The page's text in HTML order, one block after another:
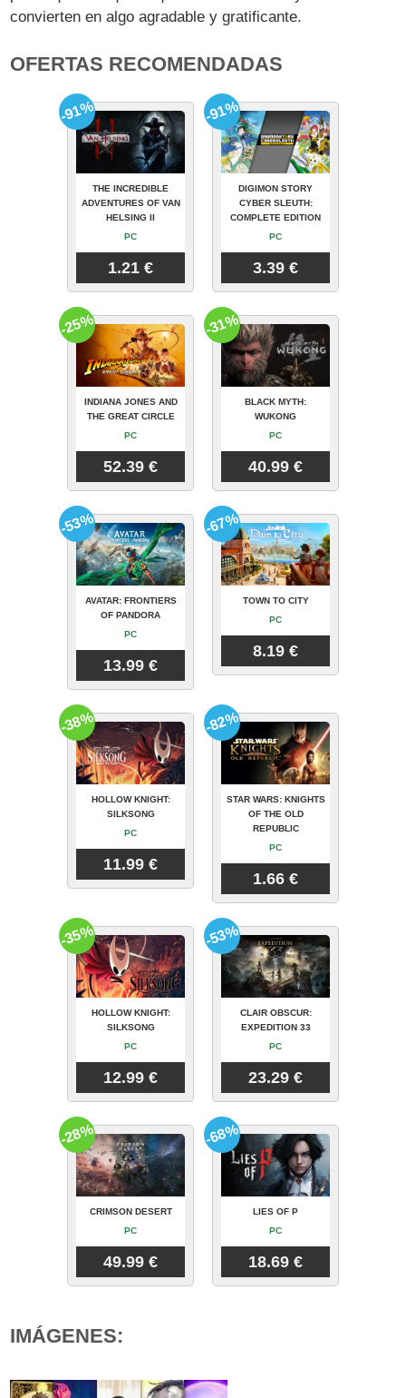
convierten en algo agradable y gratificante.
OFERTAS RECOMENDADAS
THE INCREDIBLE
ADVENTURES OF VAN
HELSING II
PC
1.21 €
-91%
DIGIMON STORY
CYBER SLEUTH:
COMPLETE EDITION
PC
3.39 €
-91%
INDIANA JONES AND
THE GREAT CIRCLE
PC
52.39 €
-25%
BLACK MYTH:
WUKONG
PC
40.99 €
-31%
AVATAR: FRONTIERS
OF PANDORA
PC
13.99 €
-53%
TOWN TO CITY
PC
8.19 €
-67%
HOLLOW KNIGHT:
SILKSONG
PC
11.99 €
-38%
STAR WARS: KNIGHTS
OF THE OLD
REPUBLIC
PC
1.66 €
-82%
HOLLOW KNIGHT:
SILKSONG
PC
12.99 €
-35%
CLAIR OBSCUR:
EXPEDITION 33
PC
23.29 €
-53%
CRIMSON DESERT
PC
49.99 €
-28%
LIES OF P
PC
18.69 €
-68%
IMÁGENES: